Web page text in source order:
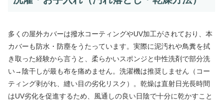
多くの屋外カバーは撥水コーティングやUV加工がされており、本
カバーも防水・防塵をうたっています。実際に泥汚れや鳥糞を拭
き取った経験から言うと、柔らかいスポンジと中性洗剤で部分洗
い→陰干しが最も布を痛めません。洗濯機は推奨しません（コー
ティング剥がれ、縫い目の劣化リスク）。乾燥は直射日光長時間
はUV劣化を促進するため、風通しの良い日陰で十分に乾かすこと